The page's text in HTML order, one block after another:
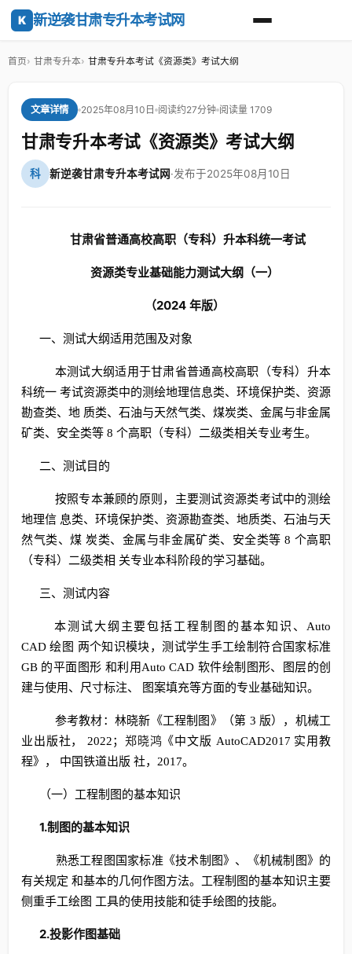
K 新逆袭甘肃专升本考试网
首页 甘肃专升本 甘肃专升本考试《资源类》考试大纲
文章详情 2025年08月10日 阅读约27分钟 阅读量 1709
甘肃专升本考试《资源类》考试大纲
科 新逆袭甘肃专升本考试网·发布于2025年08月10日
甘肃省普通高校高职（专科）升本科统一考试
资源类专业基础能力测试大纲（一）
（2024 年版）
一、测试大纲适用范围及对象
本测试大纲适用于甘肃省普通高校高职（专科）升本
科统一 考试资源类中的测绘地理信息类、环境保护类、资源
勘查类、地 质类、石油与天然气类、煤炭类、金属与非金属
矿类、安全类等 8 个高职（专科）二级类相关专业考生。
二、测试目的
按照专本兼顾的原则，主要测试资源类考试中的测绘
地理信 息类、环境保护类、资源勘查类、地质类、石油与天
然气类、煤 炭类、金属与非金属矿类、安全类等 8 个高职
（专科）二级类相 关专业本科阶段的学习基础。
三、测试内容
本测试大纲主要包括工程制图的基本知识、Auto
CAD 绘图 两个知识模块，测试学生手工绘制符合国家标准
GB 的平面图形 和利用Auto CAD 软件绘制图形、图层的创
建与使用、尺寸标注、 图案填充等方面的专业基础知识。
参考教材：林晓新《工程制图》（第 3 版），机械工
业出版社， 2022； 郑晓鸿 《中文版 AutoCAD2017 实用教
程》， 中国铁道出版 社，2017。
（一）工程制图的基本知识
1.制图的基本知识
熟悉工程图国家标准《技术制图》、《机械制图》的
有关规定 和基本的几何作图方法。工程制图的基本知识主要
侧重手工绘图 工具的使用技能和徒手绘图的技能。
2.投影作图基础